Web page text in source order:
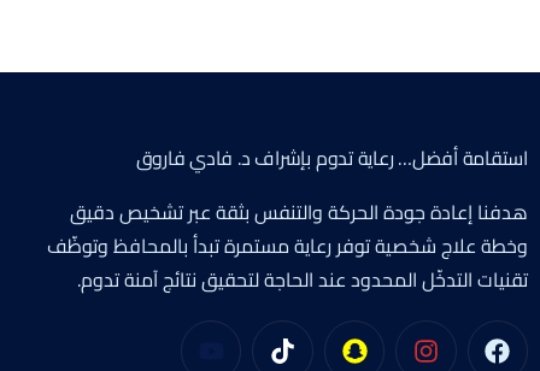
استقامة أفضل… رعاية تدوم بإشراف د. فادي فاروق
هدفنا إعادة جودة الحركة والتنفس بثقة عبر تشخيص دقيق
وخطة علاج شخصية توفر رعاية مستمرة تبدأ بالمحافظ وتوظّف
تقنيات التدخّل المحدود عند الحاجة لتحقيق نتائج آمنة تدوم.